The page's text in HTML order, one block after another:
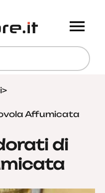
>
Affumicata
di